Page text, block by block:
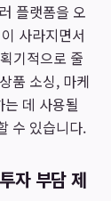
플랫폼을 오
사라지면서
기적으로 줄
품 소싱, 마케
데 사용될
수 있습니다.
자 부담 제